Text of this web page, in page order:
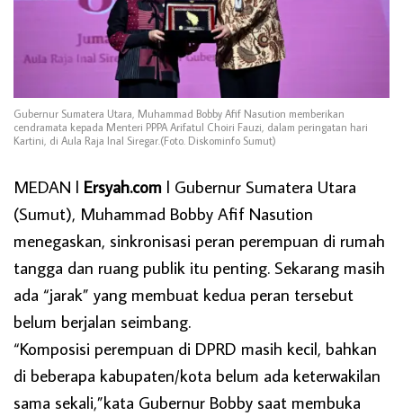
Gubernur Sumatera Utara, Muhammad Bobby Afif Nasution memberikan
cendramata kepada Menteri PPPA Arifatul Choiri Fauzi, dalam peringatan hari
Kartini, di Aula Raja Inal Siregar.(Foto. Diskominfo Sumut)
MEDAN l Ersyah.com l Gubernur Sumatera Utara
(Sumut), Muhammad Bobby Afif Nasution
menegaskan, sinkronisasi peran perempuan di rumah
tangga dan ruang publik itu penting. Sekarang masih
ada “jarak” yang membuat kedua peran tersebut
belum berjalan seimbang.
“Komposisi perempuan di DPRD masih kecil, bahkan
di beberapa kabupaten/kota belum ada keterwakilan
sama sekali,”kata Gubernur Bobby saat membuka